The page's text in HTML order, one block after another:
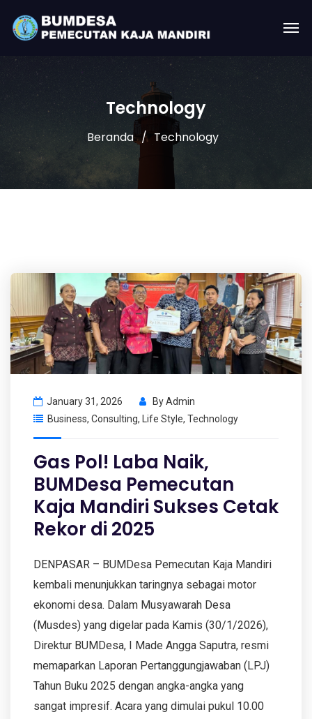
Technology
Beranda Technology
January 31, 2026 ByAdmin
Business, Consulting, Life Style, Technology
Gas Pol! Laba Naik,
BUMDesa Pemecutan
Kaja Mandiri Sukses Cetak
Rekor di 2025
DENPASAR – BUMDesa Pemecutan Kaja Mandiri
kembali menunjukkan taringnya sebagai motor
ekonomi desa. Dalam Musyawarah Desa
(Musdes) yang digelar pada Kamis (30/1/2026),
Direktur BUMDesa, I Made Angga Saputra, resmi
memaparkan Laporan Pertanggungjawaban (LPJ)
Tahun Buku 2025 dengan angka-angka yang
sangat impresif. Acara yang dimulai pukul 10.00